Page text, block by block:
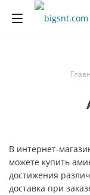
В интернет-
можете купить
достижения
доставка при